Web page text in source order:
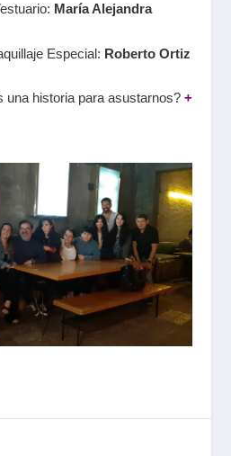
María Alejandra
Especial: Roberto Ortiz
una historia para asustarnos?+